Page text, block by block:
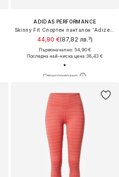
ADIDAS PERFORMANCE
44,90 €(87,82 лв.³)
Първоначално: 54,90 €
Последна най-ниска цена:38,43 €